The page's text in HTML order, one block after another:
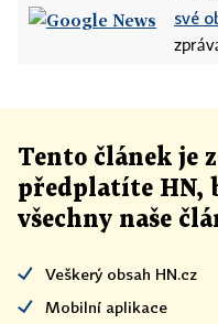
své
Tento článek je
předplatíte HN,
všechny naše
Veškerý obsah HN.cz
Mobilní aplikace